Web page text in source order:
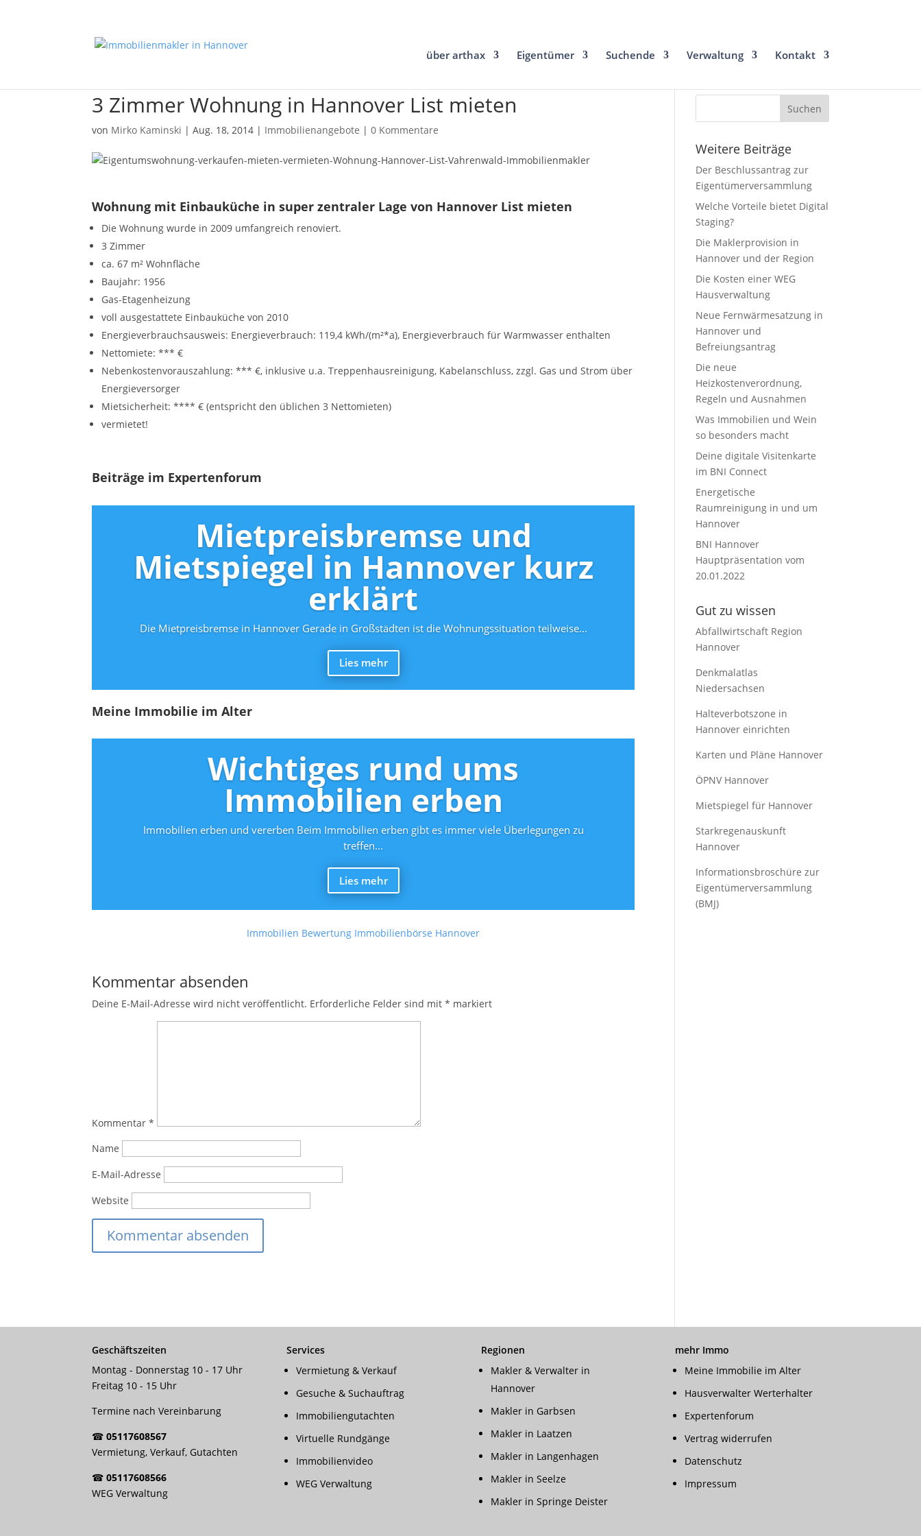
über arthax Eigentümer Suchende Verwaltung Kontakt
3 Zimmer Wohnung in Hannover List mieten
von Mirko Kaminski |Aug. 18, 2014 | Immobilienangebote |0 Kommentare
Wohnung mit Einbauküche in super zentraler Lage von Hannover List mieten
Die Wohnung wurde in 2009 umfangreich renoviert.
3 Zimmer
ca. 67 m² Wohnfläche
Baujahr: 1956
Gas-Etagenheizung
voll ausgestattete Einbauküche von 2010
Energieverbrauchsausweis: Energieverbrauch: 119,4 kWh/(m²*a), Energieverbrauch für Warmwasser enthalten
Nettomiete: *** €
Nebenkostenvorauszahlung: *** €, inklusive u.a. Treppenhausreinigung, Kabelanschluss, zzgl. Gas und Strom über
Energieversorger
Mietsicherheit: **** € (entspricht den üblichen 3 Nettomieten)
vermietet!
Beiträge im Expertenforum
Mietpreisbremse und
Mietspiegel in Hannover kurz
erklärt
Die Mietpreisbremse in Hannover Gerade in Großstädten ist die Wohnungssituation teilweise...
Lies mehr
Meine Immobilie im Alter
Wichtiges rund ums
Immobilien erben
Immobilien erben und vererben Beim Immobilien erben gibt es immer viele Überlegungen zu
treffen...
Lies mehr
Immobilien Bewertung Immobilienbörse Hannover
Kommentar absenden
Deine E-Mail-Adresse wird nicht veröffentlicht. Erforderliche Felder sind mit* markiert
Kommentar*
Name
E-Mail-Adresse
Website
Weitere Beiträge
Der Beschlussantrag zur
Eigentümerversammlung
Welche Vorteile bietet Digital
Staging?
Die Maklerprovision in
Hannover und der Region
Die Kosten einer WEG
Hausverwaltung
Neue Fernwärmesatzung in
Hannover und
Befreiungsantrag
Die neue
Heizkostenverordnung,
Regeln und Ausnahmen
Was Immobilien und Wein
so besonders macht
Deine digitale Visitenkarte
im BNI Connect
Energetische
Raumreinigung in und um
Hannover
BNI Hannover
Hauptpräsentation vom
20.01.2022
Gut zu wissen
Abfallwirtschaft Region
Hannover
Denkmalatlas
Niedersachsen
Halteverbotszone in
Hannover einrichten
Karten und Pläne Hannover
ÖPNV Hannover
Mietspiegel für Hannover
Starkregenauskunft
Hannover
Informationsbroschüre zur
Eigentümerversammlung
(BMJ)
Geschäftszeiten
Montag - Donnerstag 10 - 17 Uhr
Freitag 10 - 15 Uhr
Termine nach Vereinbarung
☎05117608567
Vermietung, Verkauf, Gutachten
☎05117608566
WEG Verwaltung
Services
Vermietung & Verkauf
Gesuche & Suchauftrag
Immobiliengutachten
Virtuelle Rundgänge
Immobilienvideo
WEG Verwaltung
Regionen
Makler & Verwalter in
Hannover
Makler in Garbsen
Makler in Laatzen
Makler in Langenhagen
Makler in Seelze
Makler in Springe Deister
mehr Immo
Meine Immobilie im Alter
Hausverwalter Werterhalter
Expertenforum
Vertrag widerrufen
Datenschutz
Impressum